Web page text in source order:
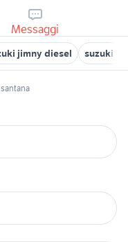
Messaggi
jimny diesel suzuki